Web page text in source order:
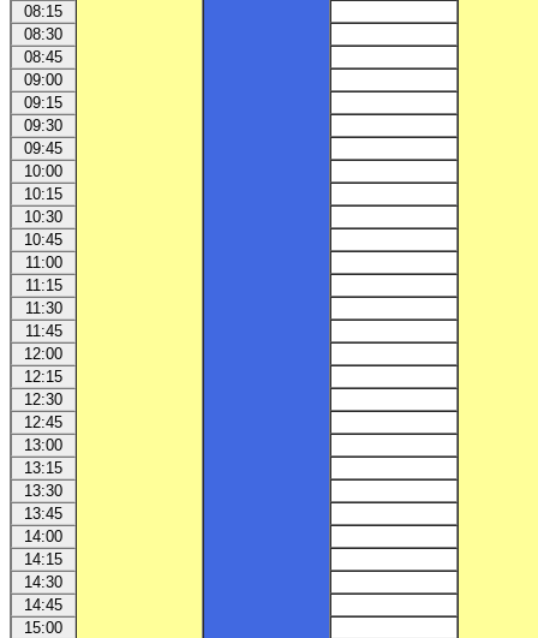
08:15
08:30
08:45
09:00
09:15
09:30
09:45
10:00
10:15
10:30
10:45
11:00
11:15
11:30
11:45
12:00
12:15
12:30
12:45
13:00
13:15
13:30
13:45
14:00
14:15
14:30
14:45
15:00